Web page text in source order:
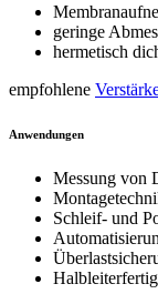
geringe
hermetisch
empfohlene
Anwendungen
Messung von
Schleif- und